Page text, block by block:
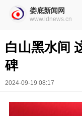
娄底新闻网
www.ldnews.cn
白山黑水间
碑
2024-09-19 08:17